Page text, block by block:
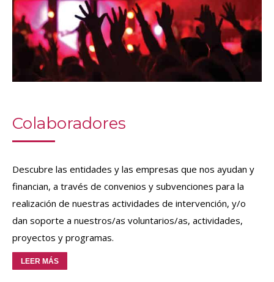
Colaboradores
Descubre las entidades y las empresas que nos ayudan y
financian, a través de convenios y subvenciones para la
realización de nuestras actividades de intervención, y/o
dan soporte a nuestros/as voluntarios/as, actividades,
proyectos y programas.
LEER MÁS